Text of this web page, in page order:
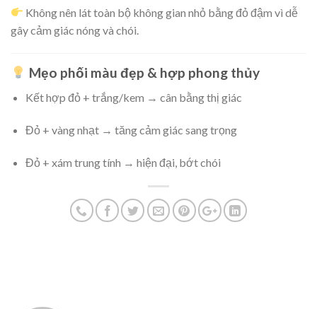
Không nên lát toàn bộ không gian nhỏ bằng đỏ đậm vì dễ
gây cảm giác nóng và chói.
Mẹo phối màu đẹp & hợp phong thủy
Kết hợp đỏ + trắng/kem → cân bằng thị giác
Đỏ + vàng nhạt → tăng cảm giác sang trọng
Đỏ + xám trung tính → hiện đại, bớt chói